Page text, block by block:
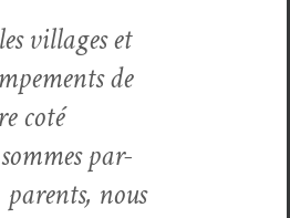
vil­lages et
de
coté
par­
nous